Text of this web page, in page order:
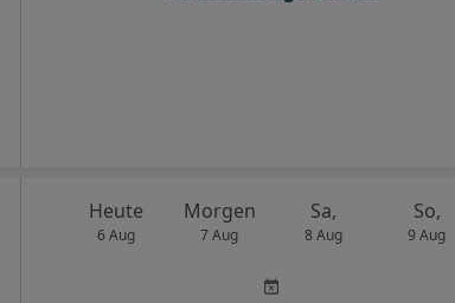
Heute
6 Aug
Morgen
7 Aug
Sa,
8 Aug
So,
9 Aug